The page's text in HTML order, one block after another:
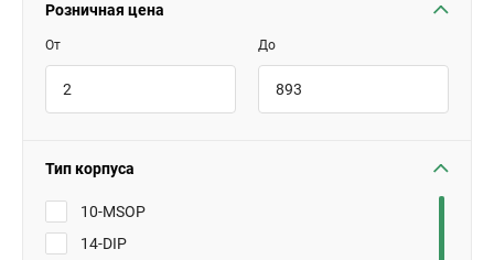
Розничная цена
От До
Тип корпуса
10-MSOP
14-DIP